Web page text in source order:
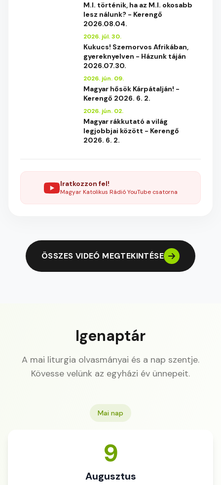
M.I. történik, ha az M.I. okosabb
lesz nálunk? - Kerengő
2026.08.04.
2026. júl. 30.
Kukucs! Szemorvos Afrikában,
gyereknyelven - Házunk táján
2026.07.30.
2026. jún. 09.
Magyar hősök Kárpátalján! -
Kerengő 2026. 6. 2.
2026. jún. 02.
Magyar rákkutató a világ
legjobbjai között - Kerengő
2026. 6. 2.
Iratkozzon fel!
Magyar Katolikus Rádió YouTube csatorna
ÖSSZES VIDEÓ MEGTEKINTÉSE
Igenaptár
A mai liturgia olvasmányai és a nap szentje.
Kövesse velünk az egyházi év ünnepeit.
Mai nap
9
Augusztus